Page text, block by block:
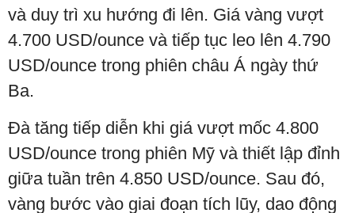
và duy trì xu hướng đi lên. Giá vàng vượt
4.700 USD/ounce và tiếp tục leo lên 4.790
USD/ounce trong phiên châu Á ngày thứ
Ba.
Đà tăng tiếp diễn khi giá vượt mốc 4.800
USD/ounce trong phiên Mỹ và thiết lập đỉnh
giữa tuần trên 4.850 USD/ounce. Sau đó,
vàng bước vào giai đoạn tích lũy, dao động